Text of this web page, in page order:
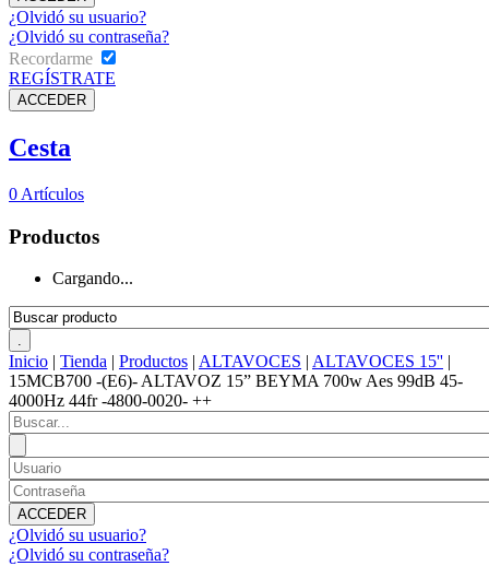
¿Olvidó su usuario?
¿Olvidó su contraseña?
Recordarme
REGÍSTRATE
Cesta
0 Artículos
Productos
Cargando...
Inicio | Tienda | Productos | ALTAVOCES | ALTAVOCES 15'' |
15MCB700 -(E6)- ALTAVOZ 15” BEYMA 700w Aes 99dB 45-
4000Hz 44fr -4800-0020- ++
¿Olvidó su usuario?
¿Olvidó su contraseña?